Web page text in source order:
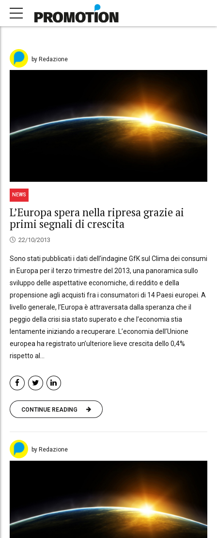
by Redazione
NEWS
L’Europa spera nella ripresa grazie ai
primi segnali di crescita
22/10/2013
Sono stati pubblicati i dati dell’indagine GfK sul Clima dei consumi
in Europa per il terzo trimestre del 2013, una panoramica sullo
sviluppo delle aspettative economiche, di reddito e della
propensione agli acquisti fra i consumatori di 14 Paesi europei. A
livello generale, l’Europa è attraversata dalla speranza che il
peggio della crisi sia stato superato e che l’economia stia
lentamente iniziando a recuperare. L’economia dell’Unione
europea ha registrato un’ulteriore lieve crescita dello 0,4%
rispetto al...
CONTINUE READING
by Redazione